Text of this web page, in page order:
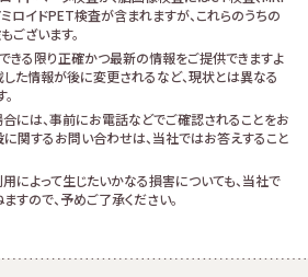
ロイドPET検査が含まれますが、これらのうちの
ございます。
きる限り正確かつ最新の情報をご提供できますよ
した情報が後に変更されるなど、現状とは異なる
には、事前にお電話などでご確認されることをお
に関するお問い合わせは、当社ではお答えすること
用によって生じたいかなる損害についても、当社で
すので、予めご了承ください。